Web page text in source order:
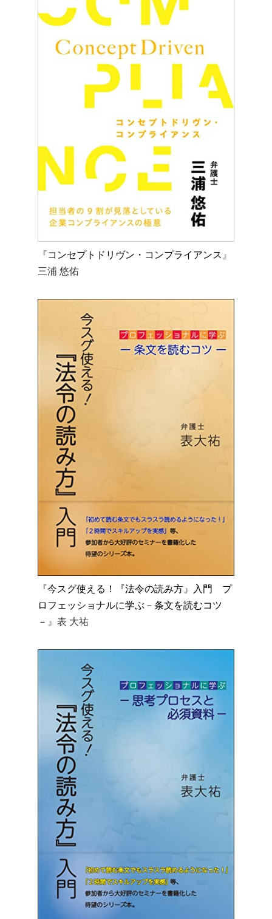
『コンセプトドリヴン・コンプライアンス 』
三浦 悠佑
『今スグ使える！『法令の読み方』入門 プ
ロフェッショナルに学ぶ－条文を読むコツ
－ 』表 大祐